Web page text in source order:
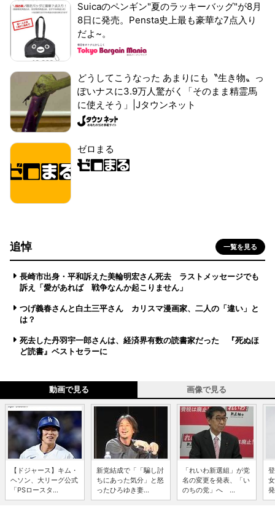
Suicaのペンギン"夏のラッキーバッグ"が8月
8日に発売。Pensta史上最も豪華な7点入り
だよ~。
どうしてこうなった あまりにも〝生き物〟っ
ぽいナスに3.9万人驚がく「そのまま精霊馬
に使えそう」|Jタウンネット
ゼロまる
追悼 一覧を見る
長崎市出身・平和訴えた美輪明宏さん死去 ラストメッセージでも
訴え「愛があれば 戦争なんか起こりません」
つげ義春さんと白土三平さん カリスマ漫画家、二人の「違い」と
は？
死去した丹羽宇一郎さんは、経済界有数の読書家だった 『死ぬほ
ど読書』ベストセラーに
動画で見る 画像で見る
【ドジャース】キム・
ヘソン、大リーグ公式
「PSロースタ...
新党結成で「「騙し討
ちにあった気分」と怒
ったひろゆき妻...
「れいわ新選組」が党
名の変更を発表、「い
のちの党」へ ...